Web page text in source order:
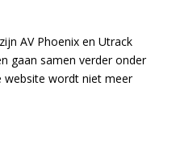
AV Phoenix en Utrack
gaan samen verder onder
website wordt niet meer